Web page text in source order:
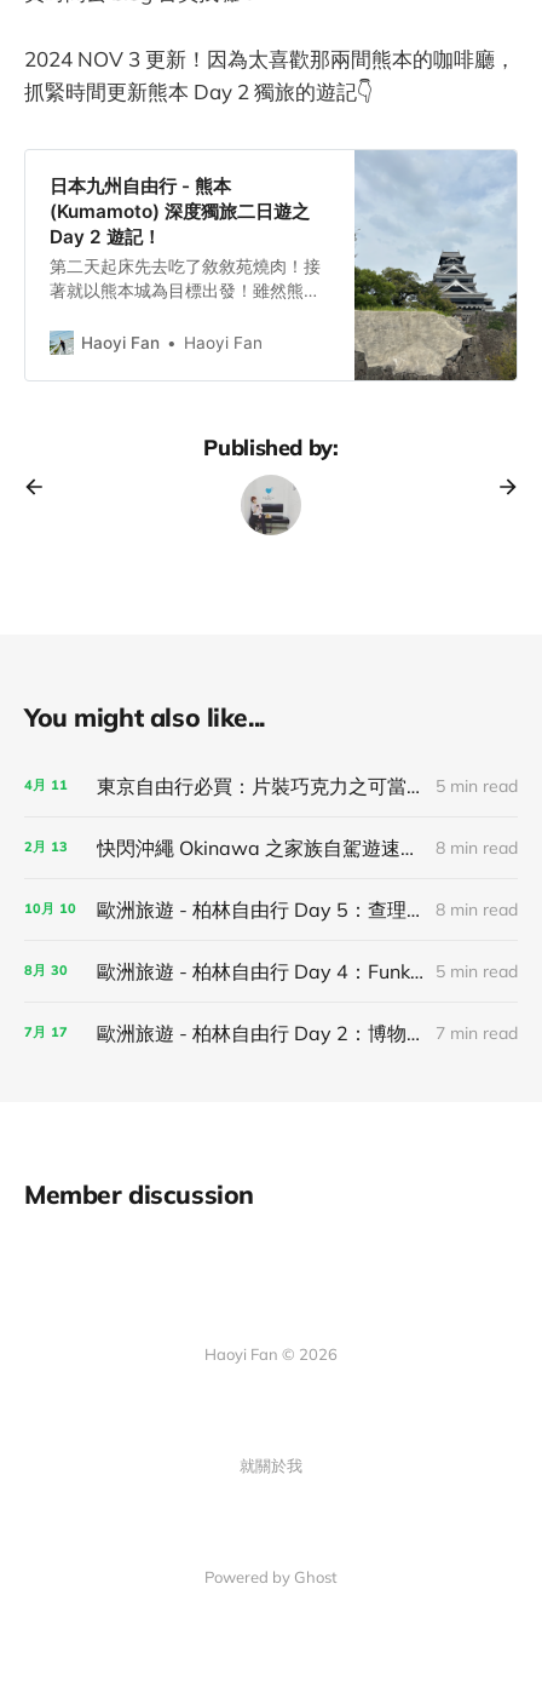
2024 NOV 3 更新！因為太喜歡那兩間熊本的咖啡廳，
抓緊時間更新熊本 Day 2 獨旅的遊記👇
日本九州自由行 - 熊本
(Kumamoto) 深度獨旅二日遊之
Day 2 遊記！
第二天起床先去吃了敘敘苑燒肉！接
著就以熊本城為目標出發！雖然熊本
城，雖然視野不同但感受卻一樣深
去熊本縣立美術館看 Miffy 展，然後
茶室＆珈琲回廊，兩間的風格完全不
同，如果有時間，推薦都去一趟！
Haoyi Fan Haoyi Fan
Published by:
You might also like...
4月 11 東京自由行必買：片裝巧克力之可當伴手禮，亦可獨享！ 5 min read
2月 13 快閃沖繩 Okinawa 之家族自駕遊速記！ 8 min read
10月 10 歐洲旅遊 - 柏林自由行 Day 5：查理檢查哨、新國家美術館 和街頭藝術聖地 Urban Nation！ 8 min read
8月 30 歐洲旅遊 - 柏林自由行 Day 4：Funkhaus Berlin（MONOM）、Tempodrom Berlin 看演唱會！ 5 min read
7月 17 歐洲旅遊 - 柏林自由行 Day 2：博物館島、歷史地標東德記憶巡禮與布蘭登堡門！ 7 min read
Member discussion
Haoyi Fan © 2026
就關於我
Powered by Ghost